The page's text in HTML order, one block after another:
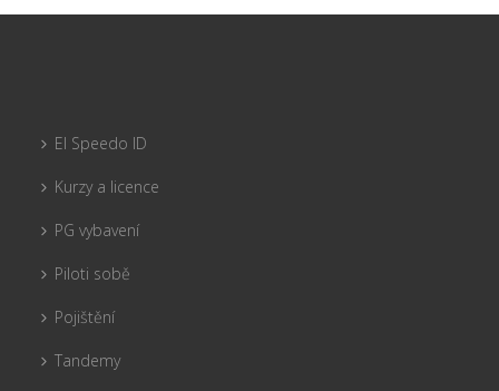
El Speedo ID
Kurzy a licence
PG vybavení
Piloti sobě
Pojištění
Tandemy